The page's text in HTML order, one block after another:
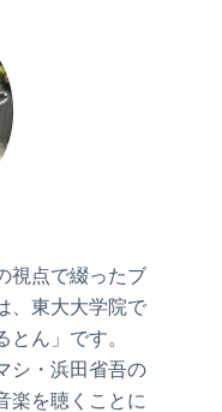
視点で綴ったブ
、東大大学院で
ん」です。
シ・浜田省吾の
楽を聴くことに